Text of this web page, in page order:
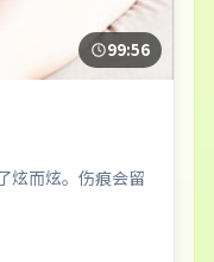
99:56
炫而炫。伤痕会留